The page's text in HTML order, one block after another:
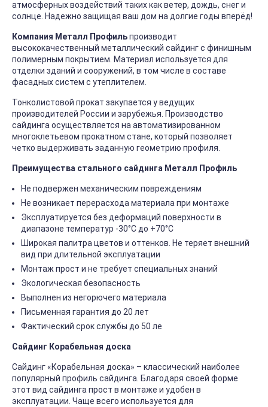
атмосферных воздействий таких как ветер, дождь, снег и
солнце. Надежно защищая ваш дом на долгие годы вперёд!
Компания Металл Профильпроизводит
высококачественный металлический сайдинг с финишным
полимерным покрытием. Материал используется для
отделки зданий и сооружений, в том числе в составе
фасадных систем с утеплителем.
Тонколистовой прокат закупается у ведущих
производителей России и зарубежья. Производство
сайдинга осуществляется на автоматизированном
многоклетьевом прокатном стане, который позволяет
четко выдерживать заданную геометрию профиля.
Преимущества стального сайдинга Металл Профиль
Не подвержен механическим повреждениям
Не возникает перерасхода материала при монтаже
Эксплуатируется без деформаций поверхности в
диапазоне температур -30°C до +70°C
Широкая палитра цветов и оттенков. Не теряет внешний
вид при длительной эксплуатации
Монтаж прост и не требует специальных знаний
Экологическая безопасность
Выполнен из негорючего материала
Письменная гарантия до 20 лет
Фактический срок службы до 50 ле
Сайдинг Корабельная доска
Сайдинг «Корабельная доска» – классический наиболее
популярный профиль сайдинга. Благодаря своей форме
этот вид сайдинга прост в монтаже и удобен в
эксплуатации. Чаще всего используется для